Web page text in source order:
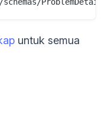
untuk semua